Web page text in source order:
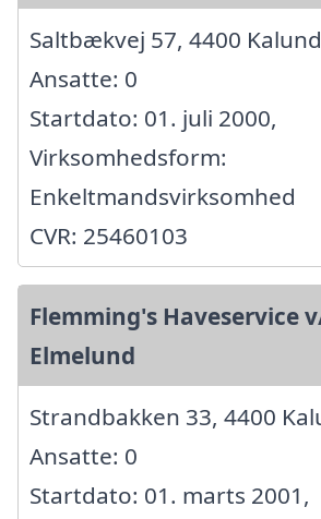
Saltbækvej 57, 4400
Ansatte: 0
Startdato: 01. juli 2000,
Virksomhedsform:
Enkeltmandsvirksomhed
CVR: 25460103
Flemming's Haveservice
Elmelund
Strandbakken 33, 4400
Ansatte: 0
Startdato: 01. marts 2001,